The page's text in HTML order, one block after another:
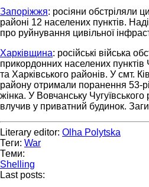
Запоріжжя: росіяни обстріляли
районі 12 населених пунктів.
про руйнування цивільної
Харківщина: російські війська
прикордонних населених пунктів
та Харківського районів. У смт.
району отримали поранення 53-
жінка. У Вовчанську
влучив у приватний будинок.
Literary editor: Olha Polytska
Теги: War
Теми:
Shelling
Last posts: